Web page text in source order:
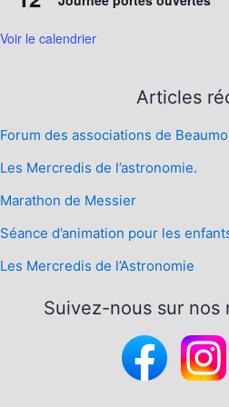
Voir le calendrier
Articles
Forum des associations de
Les Mercredis de l’astronomie.
Marathon de Messier
Séance d’animation pour les
Les Mercredis de l’Astronomie
Suivez-nous sur nos